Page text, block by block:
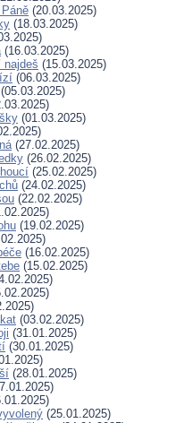
(20.03.2025)
(18.03.2025)
(16.03.2025)
najdeš (15.03.2025)
(06.03.2025)
(05.03.2025)
(01.03.2025)
(27.02.2025)
(26.02.2025)
(25.02.2025)
(24.02.2025)
(22.02.2025)
(19.02.2025)
(16.02.2025)
(15.02.2025)
(03.02.2025)
(31.01.2025)
(30.01.2025)
(28.01.2025)
(25.01.2025)